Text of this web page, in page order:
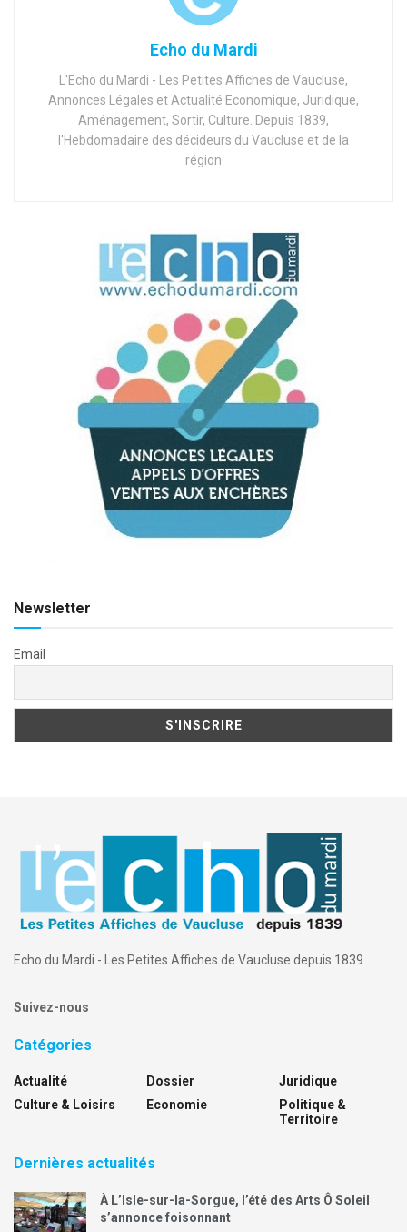
Echo du Mardi
L'Echo du Mardi - Les Petites Affiches de Vaucluse,
Annonces Légales et Actualité Economique, Juridique,
Aménagement, Sortir, Culture. Depuis 1839,
l'Hebdomadaire des décideurs du Vaucluse et de la
région
Newsletter
Email
Echo du Mardi - Les Petites Affiches de Vaucluse depuis 1839
Suivez-nous
Catégories
Actualité
Culture & Loisirs
Dossier
Economie
Juridique
Politique &
Territoire
Dernières actualités
À L’Isle-sur-la-Sorgue, l’été des Arts Ô Soleil
s’annonce foisonnant